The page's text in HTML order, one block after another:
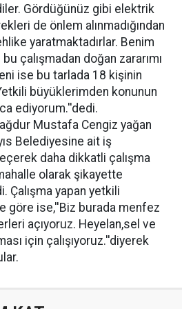
Gördüğünüz gibi elektrik
de önlem alınmadığından
yaratmaktadırlar. Benim
çalışmadan doğan zararımı
ise bu tarlada 18 kişinin
büyüklerimden konunun
ediyorum.''dedi.
Mustafa Cengiz yağan
Belediyesine ait iş
daha dikkatli çalışma
olarak şikayette
Çalışma yapan yetkili
göre ise,''Biz burada menfez
açıyoruz. Heyelan,sel ve
için çalışıyoruz.''diyerek